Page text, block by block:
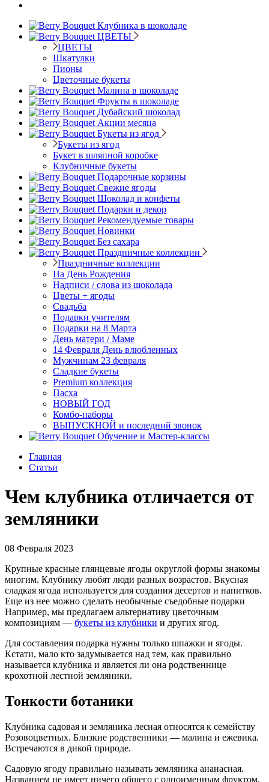
Клубника в шоколаде
ЦВЕТЫ
ЦВЕТЫ
Шкатулки
Пионы
Цветочные букеты
Малина в шоколаде
Фрукты в шоколаде
Дубайский шоколад
Акции месяца
Букеты из ягод
Букеты из ягод
Букет в шляпной коробке
Клубничные букеты
Подарочные корзины
Свежие ягоды
Шоколад и конфеты
Подарки и декор
Рекомендуемые товары
Новинки
Без сахара
Праздничные коллекции
Праздничные коллекции
На День Рождения
Надписи / слова из шоколада
Цветы + ягоды
Свадьба
Подарки учителям
Подарки на 8 Марта
День матери / Маме
14 Февраля День влюбленных
Мужчинам 23 февраля
Сладкие букеты
Premium коллекция
Пасха
НОВЫЙ ГОД
Комбо-наборы
ВЫПУСКНОЙ и последний звонок
Обучение и Мастер-классы
Главная
Статьи
Чем клубника отличается от
земляники
08 Февраля 2023
Крупные красные глянцевые ягоды округлой формы знакомы
многим. Клубнику любят люди разных возрастов. Вкусная
сладкая ягода используется для создания десертов и напитков.
Еще из нее можно сделать необычные съедобные подарки
Например, мы предлагаем альтернативу цветочным
композициям — букеты из клубники и других ягод.
Для составления подарка нужны только шпажки и ягоды.
Кстати, мало кто задумывается над тем, как правильно
называется клубника и является ли она родственнице
крохотной лестной земляники.
Тонкости ботаники
Клубника садовая и земляника лесная относятся к семейству
Розовоцветных. Близкие родственники — малина и ежевика.
Встречаются в дикой природе.
Садовую ягоду правильно называть земляника ананасная.
Названием не имеет ничего общего с одноименным фруктом.